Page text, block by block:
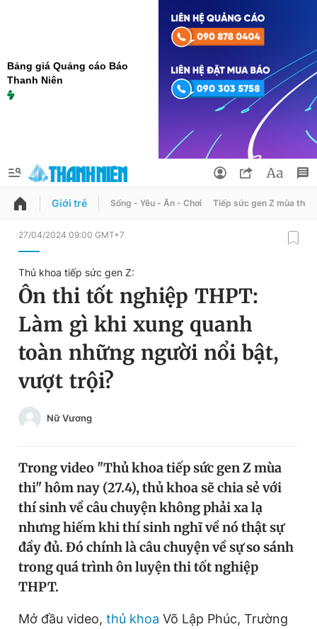
Bảng giá Quảng cáo Báo
Thanh Niên
QUẢNG CÁO
Chuyên mục
Chuyên mục khác
Tin 24h
Tin thị trường
Sản phẩm khác
Tiện ích Bạn cần biết
Thông tin tòa soạn Liên hệ quảng cáo
Đổi mật khẩu
Tin đã lưu
Tin đã xem
Đăng xuất
Giới trẻ Sống - Yêu - Ăn - Chơi Tiếp sức gen Z mùa thi
27/04/2024 09:00 GMT+7
Thủ khoa tiếp sức gen Z:
Ôn thi tốt nghiệp THPT:
Làm gì khi xung quanh
toàn những người nổi bật,
vượt trội?
Nữ Vương
Trong video "Thủ khoa tiếp sức gen Z mùa
thi" hôm nay (27.4), thủ khoa sẽ chia sẻ với
thí sinh về câu chuyện không phải xa lạ
nhưng hiếm khi thí sinh nghĩ về nó thật sự
đầy đủ. Đó chính là câu chuyện về sự so sánh
trong quá trình ôn luyện thi tốt nghiệp
THPT.
Mở đầu video, thủ khoa Võ Lập Phúc, Trường